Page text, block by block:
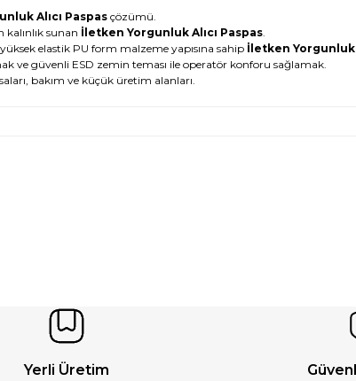
Alıcı Paspasçözümü.
kalınlık sunan İletken Yorgunluk Alıcı Paspas.
elastik PU form malzeme yapısına sahip İletken Yorgunluk
ve güvenli ESD zemin teması ile operatör konforu sağlamak.
bakım ve küçük üretim alanları.
Yerli Üretim